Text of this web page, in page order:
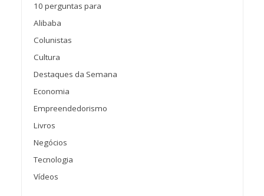
10 perguntas para
Alibaba
Colunistas
Cultura
Destaques da Semana
Economia
Empreendedorismo
Livros
Negócios
Tecnologia
Vídeos